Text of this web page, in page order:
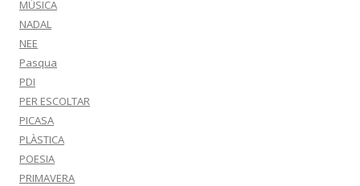
MÚSICA
NADAL
NEE
Pasqua
PDI
PER ESCOLTAR
PICASA
PLÀSTICA
POESIA
PRIMAVERA